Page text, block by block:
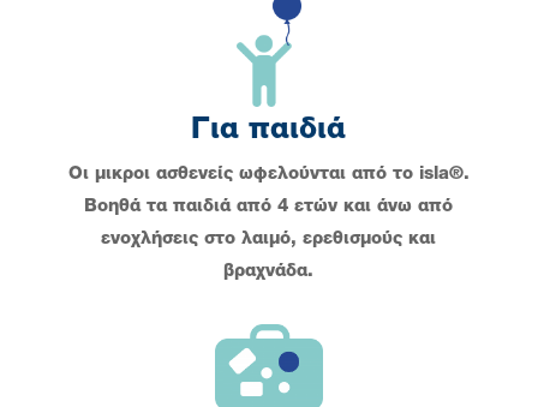
Για παιδιά
Οι μικροι ασθενείς ωφελούνται από το isla®.
Βοηθά τα παιδιά από 4 ετών και άνω από
ενοχλήσεις στο λαιμό, ερεθισμούς και
βραχνάδα.